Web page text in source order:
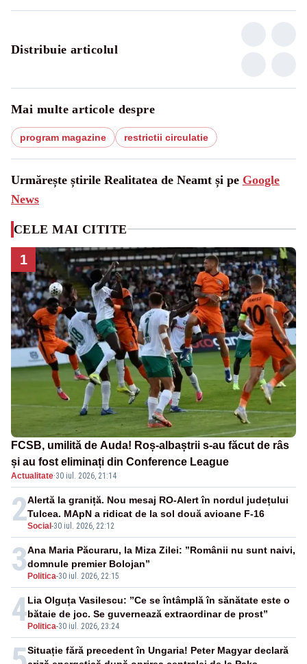
Distribuie articolul
Mai multe articole despre
program magazine restrictii circulatie
Urmărește știrile Realitatea de Neamt și pe Google
News
CELE MAI CITITE
1
FCSB, umilită de Auda! Roș-albaștrii s-au făcut de râs
și au fost eliminați din Conference League
Actualitate·30 iul. 2026, 21:14
2Social -30 iul. 2026, 22:12
Alertă la graniță. Nou mesaj RO-Alert în nordul județului
Tulcea. MApN a ridicat de la sol două avioane F-16
3 Politica-30 iul. 2026, 22:15
Ana Maria Păcuraru, la Miza Zilei: ”Românii nu sunt naivi,
domnule premier Bolojan”
4 Politica-30 iul. 2026, 23:24
Lia Olguța Vasilescu: ”Ce se întâmplă în sănătate este o
bătaie de joc. Se guvernează extraordinar de prost”
Situație fără precedent în Ungaria! Peter Magyar declară